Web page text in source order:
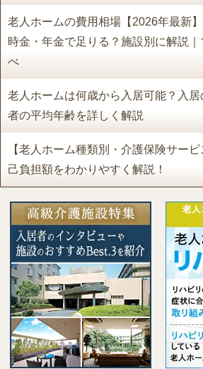
老人ホームの費用相場【2026年最新
時金・年金で足りる？施設別に解説
べ
老人ホームは何歳から入居可能？入
者の平均年齢を詳しく解説
【老人ホーム種類別・介護保険サー
己負担額をわかりやすく解説！